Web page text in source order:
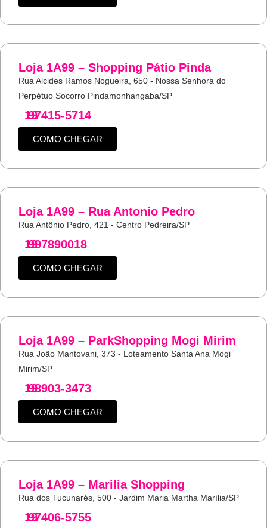
Loja 1A99 – Shopping Pátio Pinda
Rua Alcides Ramos Nogueira, 650 - Nossa Senhora do
Perpétuo Socorro Pindamonhangaba/SP
19
97415-5714
COMO CHEGAR
Loja 1A99 – Rua Antonio Pedro
Rua Antônio Pedro, 421 - Centro Pedreira/SP
19
997890018
COMO CHEGAR
Loja 1A99 – ParkShopping Mogi Mirim
Rua João Mantovani, 373 - Loteamento Santa Ana Mogi
Mirim/SP
19
98903-3473
COMO CHEGAR
Loja 1A99 – Marilia Shopping
Rua dos Tucunarés, 500 - Jardim Maria Martha Marília/SP
19
97406-5755